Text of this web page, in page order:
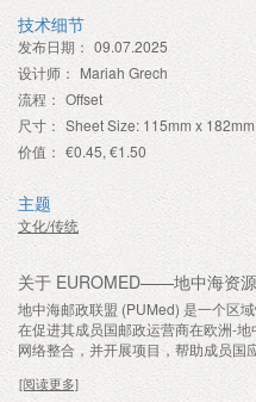
技术细节
发布日期： 09.07.2025
设计师： Mariah Grech
流程： Offset
尺寸： Sheet Size: 115mm x
价值： €0.45, €1.50
主题
文化/传统
关于 EUROMED——地中海资源
地中海邮政联盟 (PUMed) 是一个区
在促进其成员国邮政运营商在欧洲-
网络整合，并开展项目，帮助成员国
[阅读更多]